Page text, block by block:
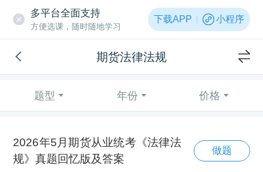
多平台全面支持
方便选课，随时随地学习
下载APP 小程序
期货法律法规
题型 年份 价格
2026年5月期货从业统考《法律法
规》真题回忆版及答案
做题